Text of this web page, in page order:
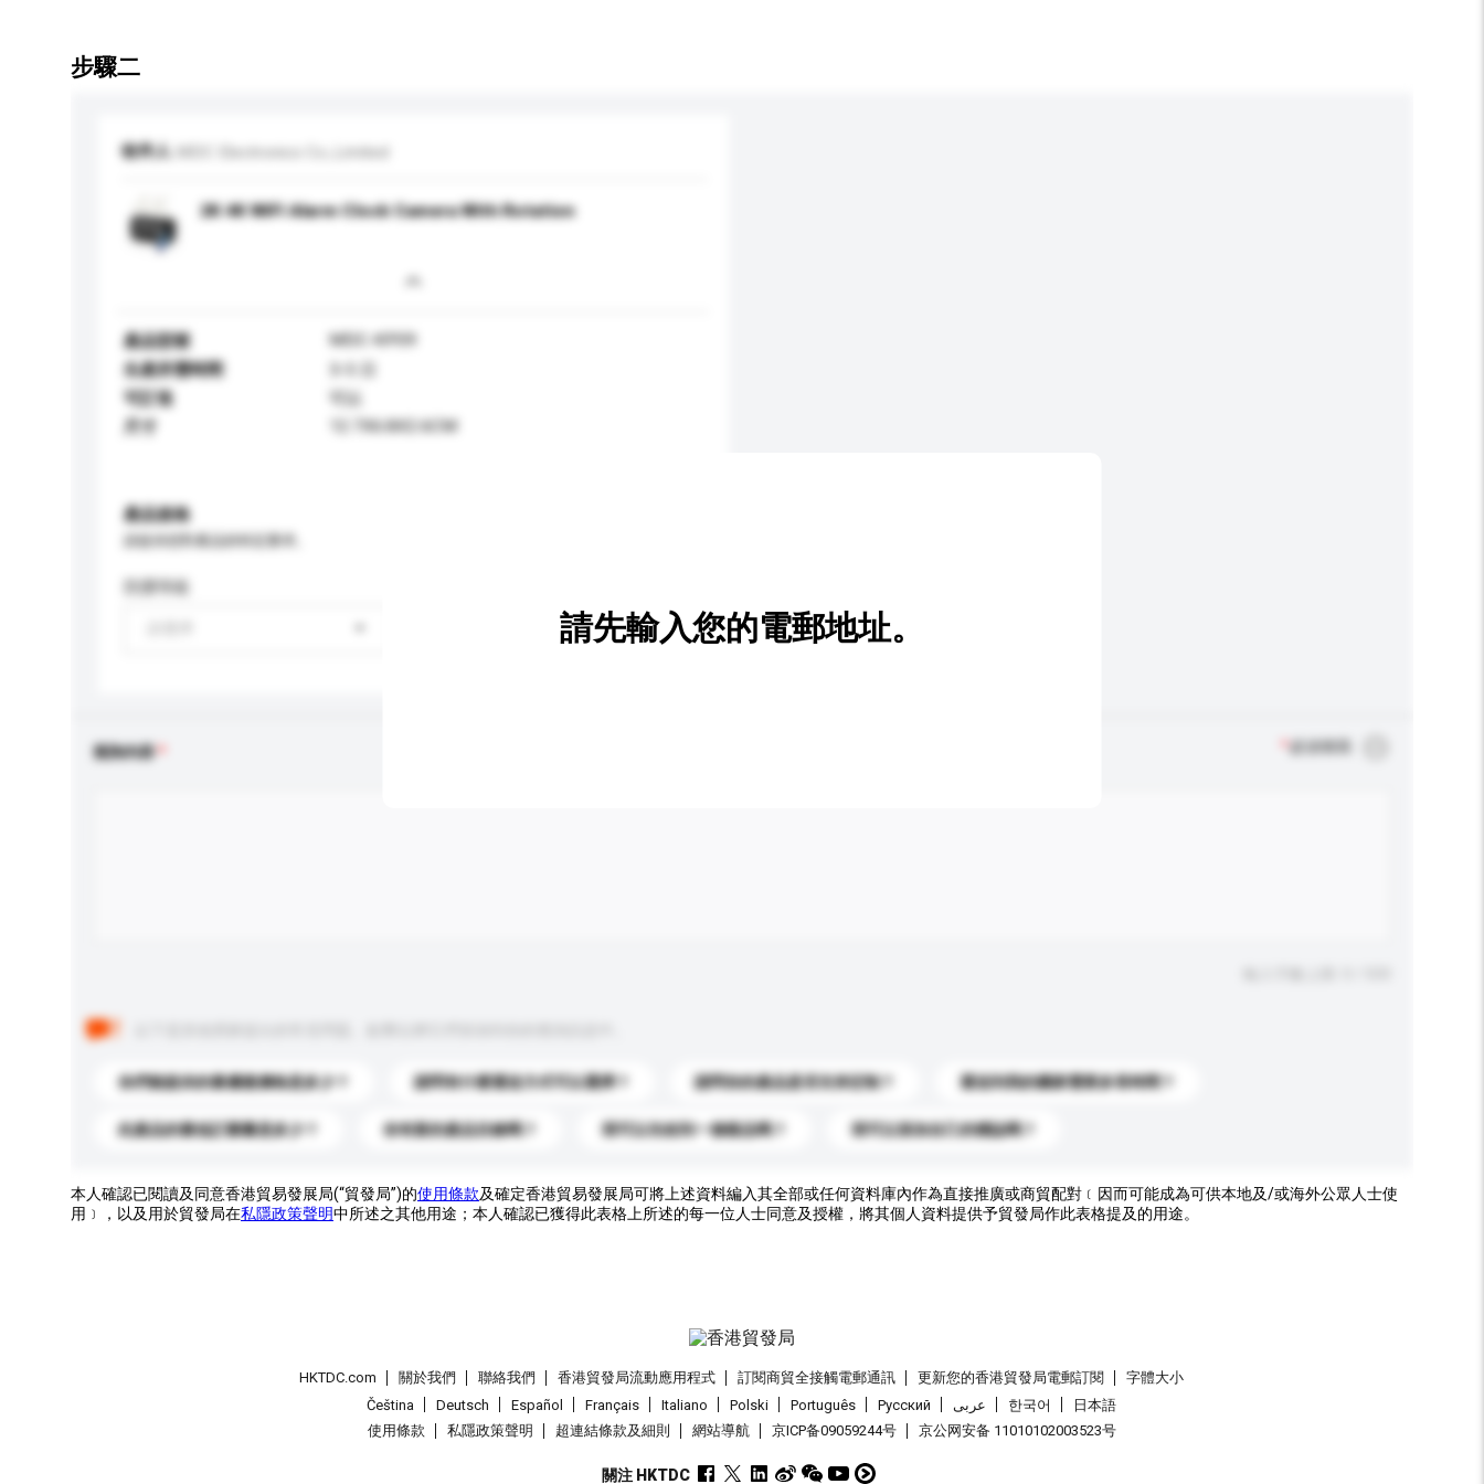
步驟二
收件人
2K 4K WiFI Alarm Clock Camera With Rotation
產品型號
MDC-KP09
生產所需時間
可訂造
可以
12.7X6.8X2.6CM
產品規格
防護等級
新增/刪除選項
查詢內容
你們能提供的最優惠價格是多少？ 請問有什麼運送方式可以選擇？ 請問你的產品是否支持定制？ 運送到我的國家需要多長時間？
此產品的最低訂購量是多少？ 你有新的產品目錄嗎？ 我可以先收到一個樣品嗎？ 我可以添加自己的標誌嗎？
請先輸入您的電郵地址。
本人確認已閱讀及同意香港貿易發展局(“貿發局”)的使用條款及確定香港貿易發展局可將上述資料編入其全部或任何資料庫內作為直接推廣或商貿配對﹝因而可能成為可供本地及/或海外公眾人士使
用﹞，以及用於貿發局在私隱政策聲明中所述之其他用途；本人確認已獲得此表格上所述的每一位人士同意及授權，將其個人資料提供予貿發局作此表格提及的用途。
HKTDC.com 關於我們 聯絡我們 香港貿發局流動應用程式 訂閱商貿全接觸電郵通訊 更新您的香港貿發局電郵訂閱
字體大小
Čeština
Deutsch Español Français Italiano Polski Português Pусский عربى 한국어
日本語
使用條款
私隱政策聲明 超連結條款及細則 網站導航 京ICP备09059244号 京公网安备 11010102003523号
關注 HKTDC